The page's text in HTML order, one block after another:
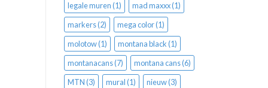
legale muren(1) mad maxxx(1)
markers(2) mega color(1)
molotow(1) montana black(1)
montanacans(7) montana cans(6)
MTN(3) mural(1) nieuw(3)